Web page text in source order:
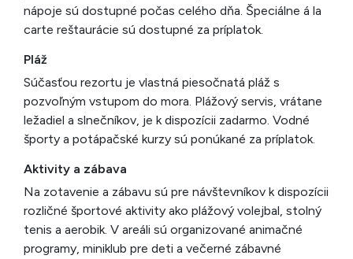
nápoje sú dostupné počas celého dňa. Špeciálne á la
carte reštaurácie sú dostupné za príplatok.
Pláž
Súčasťou rezortu je vlastná piesočnatá pláž s
pozvoľným vstupom do mora. Plážový servis, vrátane
ležadiel a slnečníkov, je k dispozícii zadarmo. Vodné
športy a potápačské kurzy sú ponúkané za príplatok.
Aktivity a zábava
Na zotavenie a zábavu sú pre návštevníkov k dispozícii
rozličné športové aktivity ako plážový volejbal, stolný
tenis a aerobik. V areáli sú organizované animačné
programy, miniklub pre deti a večerné zábavné